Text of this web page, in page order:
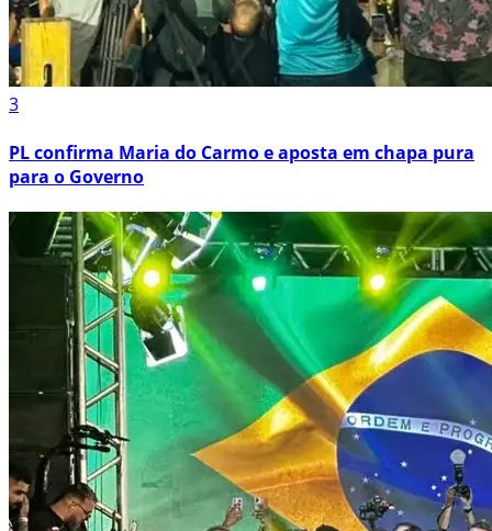
3
PL confirma Maria do Carmo e aposta em chapa pura
para o Governo